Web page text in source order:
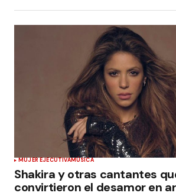
MUJER EJECUTIVAMÚSICA
Shakira y otras cantantes
convirtieron el desamor en